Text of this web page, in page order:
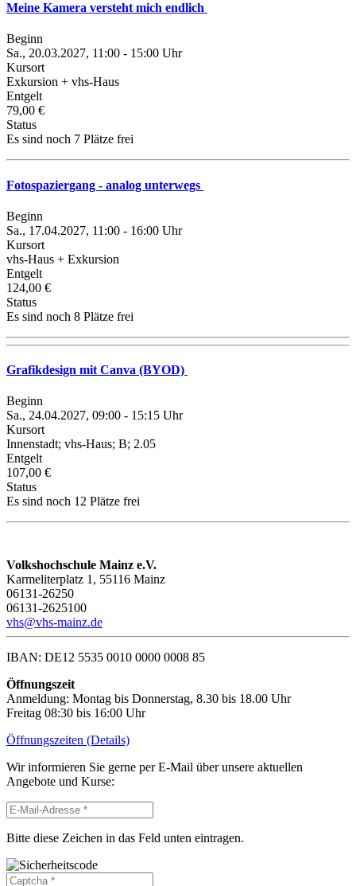
Meine Kamera versteht mich endlich
Beginn
Sa., 20.03.2027, 11:00 - 15:00 Uhr
Kursort
Exkursion + vhs-Haus
Entgelt
79,00 €
Status
Es sind noch 7 Plätze frei
Fotospaziergang - analog unterwegs
Beginn
Sa., 17.04.2027, 11:00 - 16:00 Uhr
Kursort
vhs-Haus + Exkursion
Entgelt
124,00 €
Status
Es sind noch 8 Plätze frei
Grafikdesign mit Canva (BYOD)
Beginn
Sa., 24.04.2027, 09:00 - 15:15 Uhr
Kursort
Innenstadt; vhs-Haus; B; 2.05
Entgelt
107,00 €
Status
Es sind noch 12 Plätze frei
Volkshochschule Mainz e.V.
Karmeliterplatz 1, 55116 Mainz
06131-26250
06131-2625100
vhs@vhs-mainz.de
IBAN: DE12 5535 0010 0000 0008 85
Öffnungszeit
Anmeldung: Montag bis Donnerstag, 8.30 bis 18.00 Uhr
Freitag 08:30 bis 16:00 Uhr
Öffnungszeiten (Details)
Wir informieren Sie gerne per E-Mail über unsere aktuellen
Angebote und Kurse:
Bitte diese Zeichen in das Feld unten eintragen.